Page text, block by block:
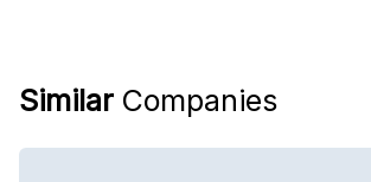
Similar Companies